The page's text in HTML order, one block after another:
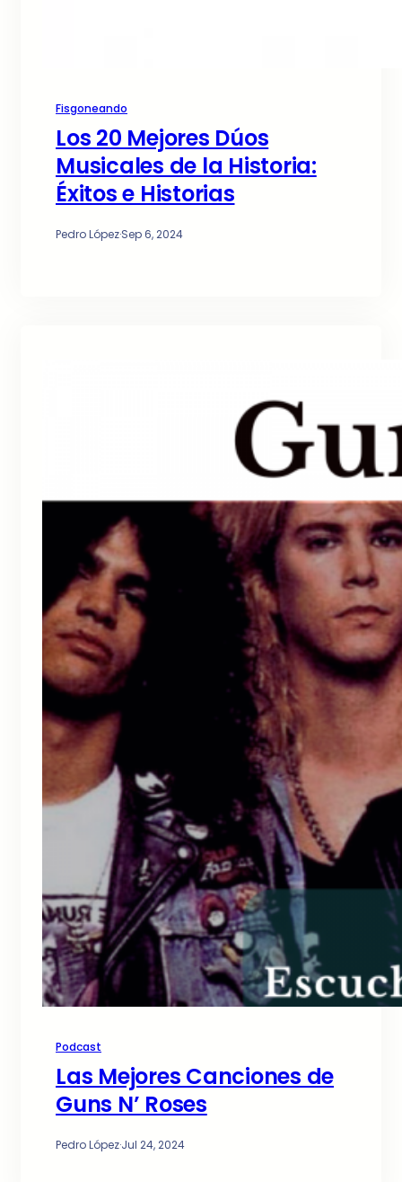
Fisgoneando
Los 20 Mejores Dúos
Musicales de la Historia:
Éxitos e Historias
Pedro López·Sep 6, 2024
Podcast
Las Mejores Canciones de
Guns N’ Roses
Pedro López·Jul 24, 2024